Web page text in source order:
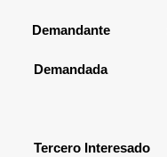
Demandante
Demandada
Tercero Interesado